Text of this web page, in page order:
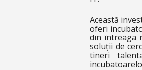
Această
oferi
din întreaga
soluții de
tineri